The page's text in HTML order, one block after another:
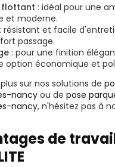
flottant : idéal pour une
et moderne.
: résistant et facile
passage.
: pour une finition
option économique et
sur nos solutions de
nancyou de pose
nancy, n'hésitez pas à
de